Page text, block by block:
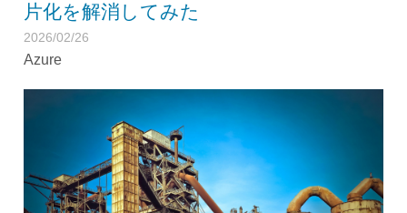
片化を解消してみた
2026/02/26
Azure